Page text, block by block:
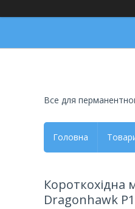
Все для
Головна
Короткохідна
Dragonhawk